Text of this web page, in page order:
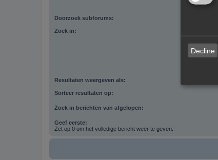
Doorzoek subforums:
Zoek in:
Resultaten weergeven als:
Sorteer resultaten op:
Zoek in berichten van afgelopen:
Geef eerste:
Zet op 0 om het volledige bericht weer te geven.
Decline